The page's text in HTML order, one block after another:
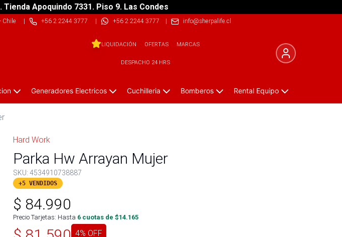
Tienda Apoquindo 7331. Piso 9. Las Condes
Chile| +56 2 2244 3777 | +56 2 2244 3777 | info@sherpalife.cl
LIQUIDACIÓN OFERTAS MARCAS
DESPACHO 24 HRS
Generadores Electricos Cuchilleria Bomberos Rental Equipo
Hard Work
Parka Hw Arrayan Mujer
SKU: 4534910738887
+5 VENDIDOS
$ 84.990
Precio Tarjetas: Hasta 6 cuotas de $14.165
4% OFF